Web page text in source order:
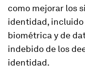
como mejorar los
identidad, incluido
biométrica y de
indebido de los
identidad.